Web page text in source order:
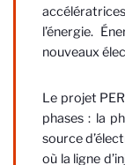
l’énergie.
nouveaux
Le projet
phases : la
source
où la ligne